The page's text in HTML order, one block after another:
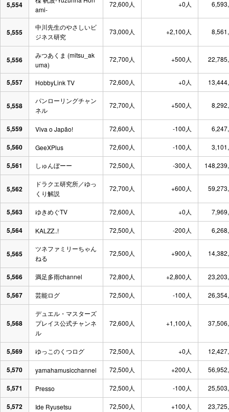
5,554
ami-
72,600人 +0人
5,555
中川先生のやさしいビ
ジネス研究
73,000人 +2,100人
5,556
みつあくま (mitsu_ak
uma)
72,700人 +500人
5,557 HobbyLink TV 72,600人 +0人
5,558
パンローリングチャン
ネル
72,700人 +500人
5,559 Viva o Japão! 72,600人 -100人
5,560 GeeXPlus 72,600人 -100人
5,561 しゅんぼーー 72,500人 -300人
5,562
ドラクエ研究所／ゆっ
くり解説
72,700人 +600人
5,563 ゆきめぐTV 72,600人 +0人
5,564 KALZZ..! 72,500人 -200人
5,565
ツネファミリーちゃん
ねる
72,500人 +900人
5,566 満足多雨channel 72,800人 +2,800人
5,567 芸能ログ 72,500人 -100人
5,568
デュエル・マスターズ
プレイス公式チャンネ
ル
72,600人 +1,100人
5,569 ゆっこのくつログ 72,500人 +0人
5,570 yamahamusicchannel 72,500人 +200人
5,571 Presso 72,500人 -100人
5,572 Ide Ryusetsu 72,500人 +100人